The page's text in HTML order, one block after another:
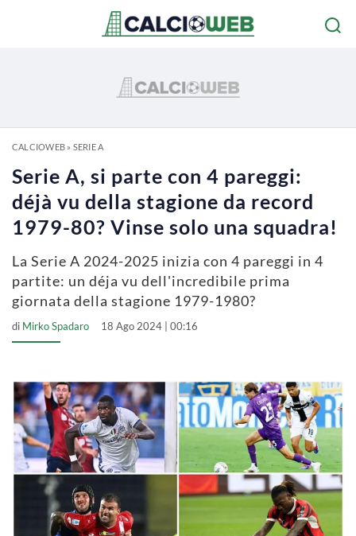
CALCIOWEB» SERIE A
Serie A, si parte con 4 pareggi:
déjà vu della stagione da record
1979-80? Vinse solo una squadra!
La Serie A 2024-2025 inizia con 4 pareggi in 4
partite: un déja vu dell'incredibile prima
giornata della stagione 1979-1980?
di Mirko Spadaro 18 Ago 2024 | 00:16